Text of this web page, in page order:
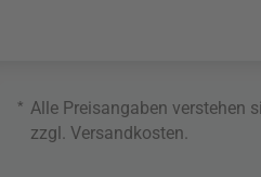
* Alle Preisangaben verstehen
zzgl. Versandkosten